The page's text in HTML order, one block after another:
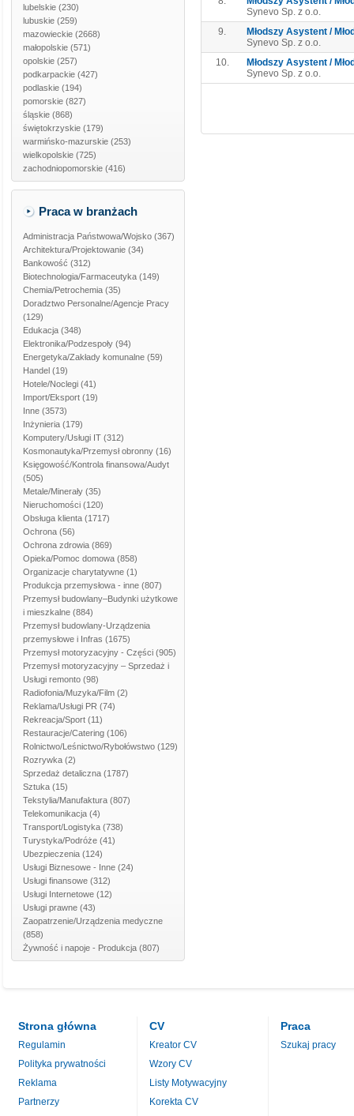
lubelskie (230)
lubuskie (259)
mazowieckie (2668)
małopolskie (571)
opolskie (257)
podkarpackie (427)
podlaskie (194)
pomorskie (827)
śląskie (868)
świętokrzyskie (179)
warmińsko-mazurskie (253)
wielkopolskie (725)
zachodniopomorskie (416)
Praca w branżach
Administracja Państwowa/Wojsko (367)
Architektura/Projektowanie (34)
Bankowość (312)
Biotechnologia/Farmaceutyka (149)
Chemia/Petrochemia (35)
Doradztwo Personalne/Agencje Pracy
(129)
Edukacja (348)
Elektronika/Podzespoły (94)
Energetyka/Zakłady komunalne (59)
Handel (19)
Hotele/Noclegi (41)
Import/Eksport (19)
Inne (3573)
Inżynieria (179)
Komputery/Usługi IT (312)
Kosmonautyka/Przemysł obronny (16)
Księgowość/Kontrola finansowa/Audyt
(505)
Metale/Minerały (35)
Nieruchomości (120)
Obsługa klienta (1717)
Ochrona (56)
Ochrona zdrowia (869)
Opieka/Pomoc domowa (858)
Organizacje charytatywne (1)
Produkcja przemysłowa - inne (807)
Przemysł budowlany–Budynki użytkowe
i mieszkalne (884)
Przemysł budowlany-Urządzenia
przemysłowe i Infras (1675)
Przemysł motoryzacyjny - Części (905)
Przemysł motoryzacyjny – Sprzedaż i
Usługi remonto (98)
Radiofonia/Muzyka/Film (2)
Reklama/Usługi PR (74)
Rekreacja/Sport (11)
Restauracje/Catering (106)
Rolnictwo/Leśnictwo/Rybołówstwo (129)
Rozrywka (2)
Sprzedaż detaliczna (1787)
Sztuka (15)
Tekstylia/Manufaktura (807)
Telekomunikacja (4)
Transport/Logistyka (738)
Turystyka/Podróże (41)
Ubezpieczenia (124)
Usługi Biznesowe - Inne (24)
Usługi finansowe (312)
Usługi Internetowe (12)
Usługi prawne (43)
Zaopatrzenie/Urządzenia medyczne
(858)
Żywność i napoje - Produkcja (807)
Synevo Sp. z o.o.
9.
Młodszy Asystent /
Synevo Sp. z o.o.
10.
Młodszy Asystent /
Synevo Sp. z o.o.
Strona główna
Regulamin
Polityka prywatności
Reklama
Partnerzy
CV
Kreator CV
Wzory CV
Listy Motywacyjny
Korekta CV
Praca
Szukaj pracy